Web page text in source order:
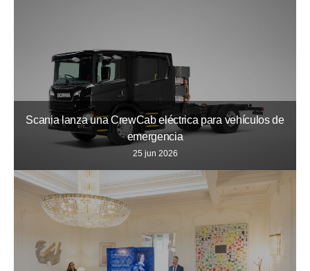
Scania lanza una CrewCab eléctrica para vehículos de
emergencia
25 jun 2026